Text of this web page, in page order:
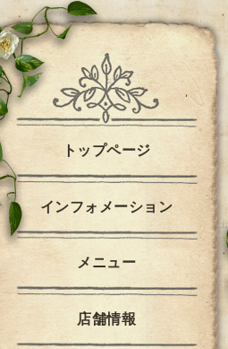
トップページ
インフォメーション
メニュー
店舗情報